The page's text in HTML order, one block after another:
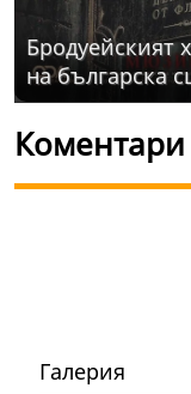
Бродуейският
на българска
Коментари
Галерия